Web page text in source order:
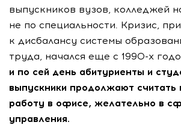
выпускников вузов, колледжей
не по специальности. Кризис,
к дисбалансу системы
труда, начался еще с 1990-х
и по сей день абитуриенты и
выпускники продолжают считать
работу в офисе, желательно в
управления.